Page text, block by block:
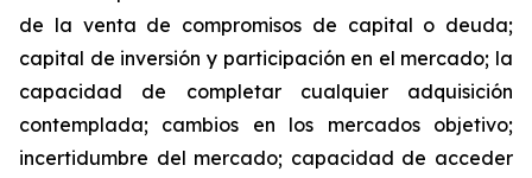
de la venta de compromisos de capital o deuda;
capital de inversión y participación en el mercado; la
capacidad de completar cualquier adquisición
contemplada; cambios en los mercados objetivo;
incertidumbre del mercado; capacidad de acceder